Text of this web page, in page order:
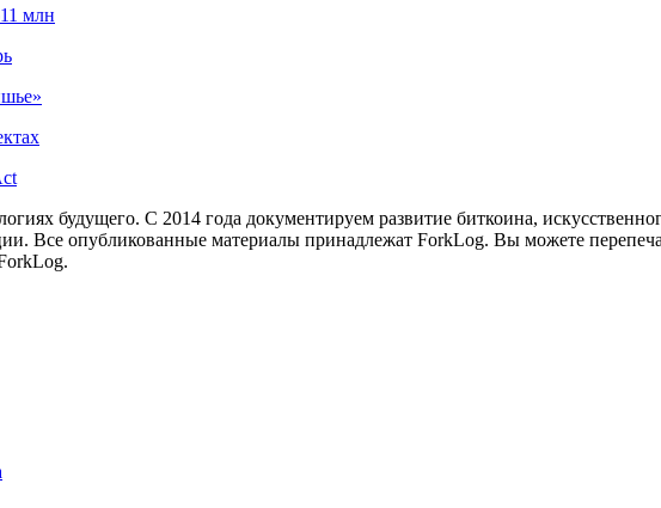
млн
будущего. С 2014 года документируем развитие биткоина,
Все опубликованные материалы принадлежат ForkLog. Вы можете